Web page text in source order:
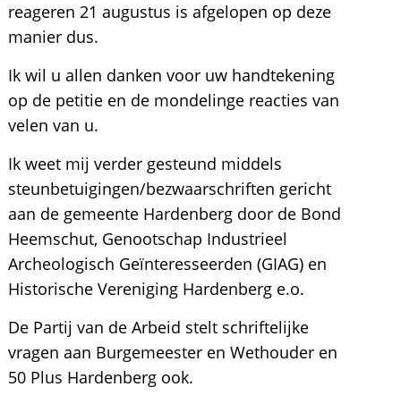
reageren 21 augustus is afgelopen op deze
manier dus.
Ik wil u allen danken voor uw handtekening
op de petitie en de mondelinge reacties van
velen van u.
Ik weet mij verder gesteund middels
steunbetuigingen/bezwaarschriften gericht
aan de gemeente Hardenberg door de Bond
Heemschut, Genootschap Industrieel
Archeologisch Geïnteresseerden (GIAG) en
Historische Vereniging Hardenberg e.o.
De Partij van de Arbeid stelt schriftelijke
vragen aan Burgemeester en Wethouder en
50 Plus Hardenberg ook.